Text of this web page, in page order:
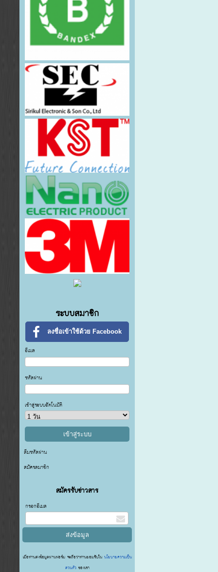
ระบบสมาชิก
ลงชื่อเข้าใช้ด้วย Facebook
อีเมล
รหัสผ่าน
เข้าสู่ระบบอัตโนมัติ
ลืมรหัสผ่าน
สมัครสมาชิก
สมัครรับข่าวสาร
กรอกอีเมล
เมื่อท่านส่งข้อมูลผ่านฟอร์ม จะถือว่าท่านยอมรับในนโยบายความเป็น
ส่วนตัว ของเรา